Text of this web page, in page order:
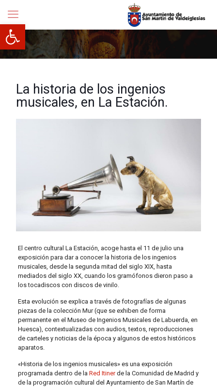
Abrir barra de herramientas
La historia de los ingenios
musicales, en La Estación.
El centro cultural La Estación, acoge hasta el 11 de julio una
exposición para dar a conocer la historia de los ingenios
musicales, desde la segunda mitad del siglo XIX, hasta
mediados del siglo XX, cuando los gramófonos dieron paso a
los tocadiscos con discos de vinilo.
Esta evolución se explica a través de fotografías de algunas
piezas de la colección Mur (que se exhiben de forma
permanente en el Museo de Ingenios Musicales de Labuerda, en
Huesca), contextualizadas con audios, textos, reproducciones
de carteles y noticias de la época y algunos de estos históricos
aparatos.
«Historia de los ingenios musicales» es una exposición
programada dentro de la Red Itinerde la Comunidad de Madrid y
de la programación cultural del Ayuntamiento de San Martín de